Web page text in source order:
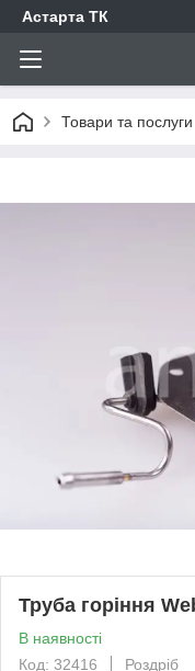
Астарта ТК
Товари та послуги
Труба горіння
В наявності
Код: 32416
Роздріб